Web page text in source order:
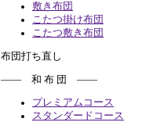
敷き布団
こたつ掛け布団
こたつ敷き布団
布団打ち直し
―― 和 布 団 ――
プレミアムコース
スタンダードコース